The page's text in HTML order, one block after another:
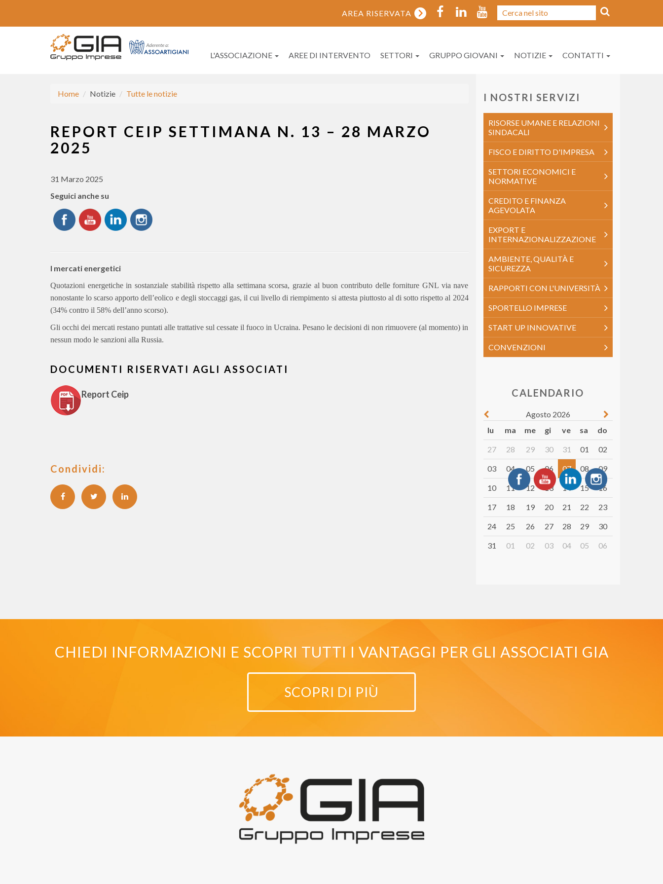
AREA RISERVATA
L'ASSOCIAZIONE AREE DI INTERVENTO SETTORI GRUPPO GIOVANI NOTIZIE CONTATTI
Home Notizie Tutte le notizie
REPORT CEIP SETTIMANA N. 13 – 28 MARZO
2025
31 Marzo 2025
Seguici anche su
I mercati energetici
Quotazioni energetiche in sostanziale stabilità rispetto alla settimana scorsa, grazie al buon contributo delle forniture GNL via nave
nonostante lo scarso apporto dell’eolico e degli stoccaggi gas, il cui livello di riempimento si attesta piuttosto al di sotto rispetto al 2024
(34% contro il 58% dell’anno scorso).
Gli occhi dei mercati restano puntati alle trattative sul cessate il fuoco in Ucraina. Pesano le decisioni di non rimuovere (al momento) in
nessun modo le sanzioni alla Russia.
DOCUMENTI RISERVATI AGLI ASSOCIATI
Report Ceip
Condividi:
I NOSTRI SERVIZI
RISORSE UMANE E RELAZIONI
SINDACALI
FISCO E DIRITTO D'IMPRESA
SETTORI ECONOMICI E
NORMATIVE
CREDITO E FINANZA
AGEVOLATA
EXPORT E
INTERNAZIONALIZZAZIONE
AMBIENTE, QUALITÀ E
SICUREZZA
RAPPORTI CON L'UNIVERSITÀ
SPORTELLO IMPRESE
START UP INNOVATIVE
CONVENZIONI
CALENDARIO
Agosto 2026
lu
ma me gi ve sa do
27 28 29 30 31 01 02
03 04 05 06 07 08 09
10 11 12 13 14 15 16
17 18 19 20 21 22 23
24 25 26 27 28 29 30
31 01 02 03 04 05 06
CHIEDI INFORMAZIONI E SCOPRI TUTTI I VANTAGGI PER GLI ASSOCIATI GIA
SCOPRI DI PIÙ